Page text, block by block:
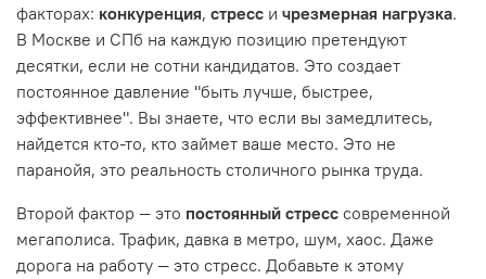
факторах: конкуренция, стресс и чрезмерная нагрузка.
В Москве и СПб на каждую позицию претендуют
десятки, если не сотни кандидатов. Это создает
постоянное давление "быть лучше, быстрее,
эффективнее". Вы знаете, что если вы замедлитесь,
найдется кто-то, кто займет ваше место. Это не
паранойя, это реальность столичного рынка труда.
Второй фактор — это постоянный стресс современной
мегаполиса. Трафик, давка в метро, шум, хаос. Даже
дорога на работу — это стресс. Добавьте к этому